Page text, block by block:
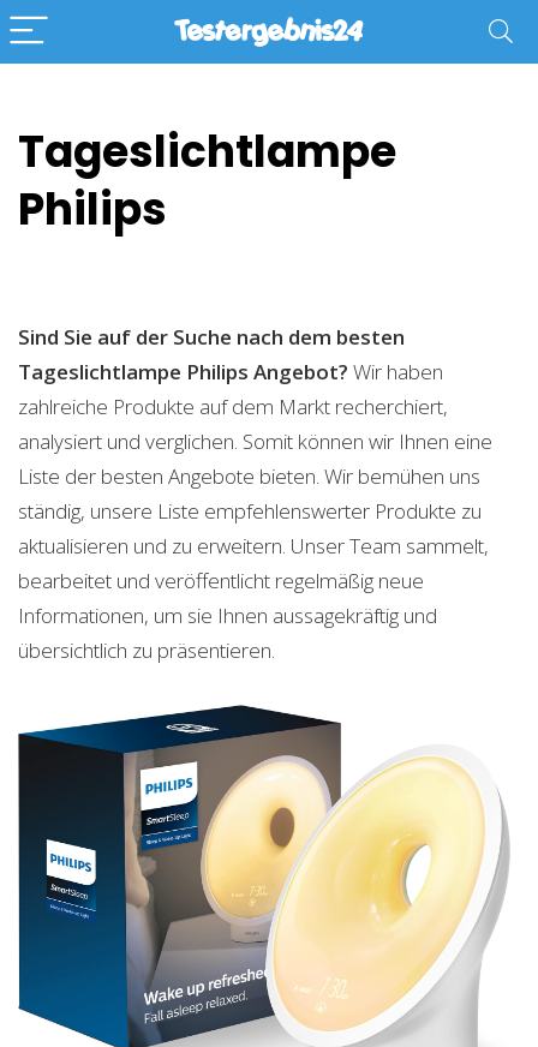
Tageslichtlampe
Philips
Sind Sie auf der Suche nach dem besten
Tageslichtlampe Philips Angebot? Wir haben
zahlreiche Produkte auf dem Markt recherchiert,
analysiert und verglichen. Somit können wir Ihnen eine
Liste der besten Angebote bieten. Wir bemühen uns
ständig, unsere Liste empfehlenswerter Produkte zu
aktualisieren und zu erweitern. Unser Team sammelt,
bearbeitet und veröffentlicht regelmäßig neue
Informationen, um sie Ihnen aussagekräftig und
übersichtlich zu präsentieren.